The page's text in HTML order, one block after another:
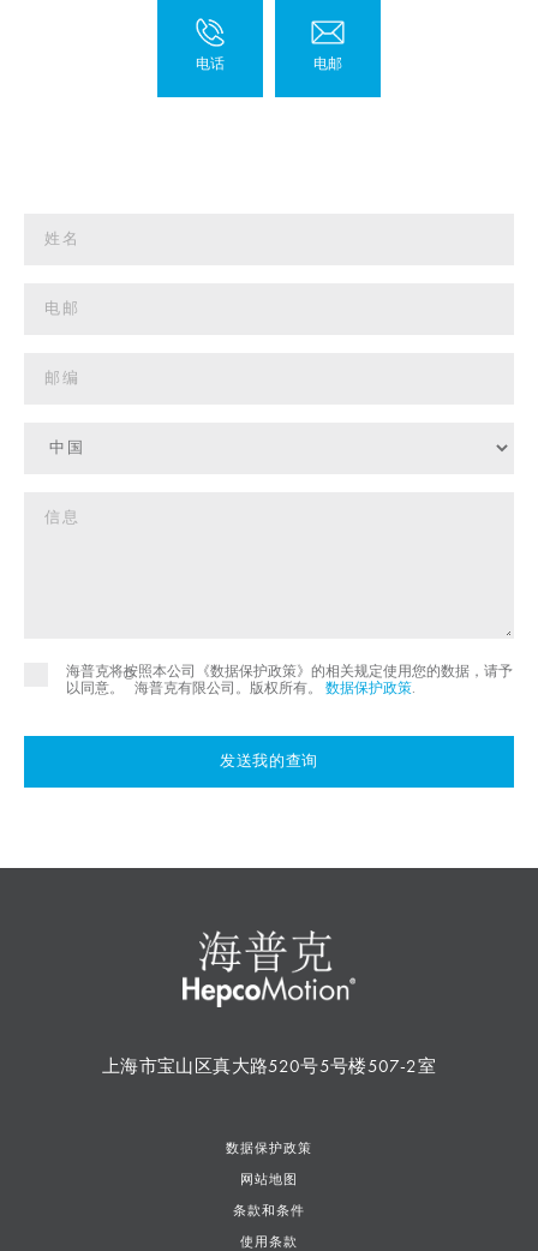
海普克将按照本公司《数据保护政策》的相关规定使用您的数据，请予
以同意。
©
海普克有限公司。版权所有。 数据保护政策.
发送我的查询
上海市宝山区真大路520号5号楼507-2室
数据保护政策
网站地图
条款和条件
使用条款